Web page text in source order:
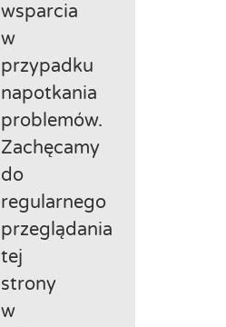
wsparcia
w
przypadku
napotkania
problemów.
Zachęcamy
do
regularnego
przeglądania
tej
strony
w